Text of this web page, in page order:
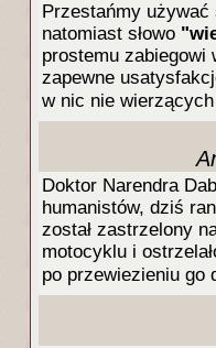
Przestańmy używać
natomiast słowo
prostemu
zapewne
w nic nie
Doktor Narendra
humanistów, dziś
został zastrzelony
motocyklu i
po przewiezieniu go